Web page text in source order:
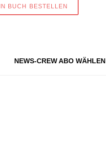
BUCH BESTELLEN
NEWS-CREW ABO WÄHLEN